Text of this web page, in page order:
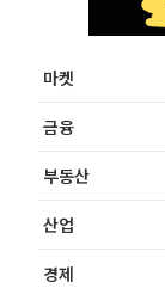
마켓
금융
부동산
산업
경제